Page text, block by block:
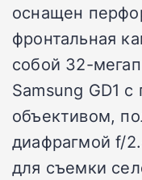
оснащен
фронтальная
собой 32-
Samsung GD1
объективом,
диафрагмой f/
для съемки